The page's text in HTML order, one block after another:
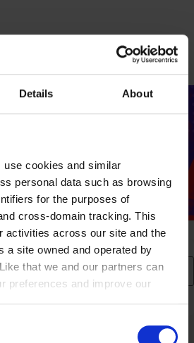
Details About
use cookies and similar
personal data such as browsing
for the purposes of
cross-domain tracking. This
activities across our site and the
a site owned and operated by
that we and our partners can
preferences and improve our
shopping cart, Cleverbridge
e quer saber mais sobre o